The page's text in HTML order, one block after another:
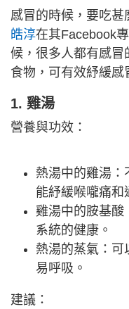
感冒的時候，要吃甚
皓淳在其Facebook
候，很多人都有感冒
食物，可有效紓緩感
1. 雞湯
營養與功效：
熱湯中的雞湯：
能紓緩喉嚨痛和
雞湯中的胺基酸
系統的健康。
熱湯的蒸氣：可
易呼吸。
建議：